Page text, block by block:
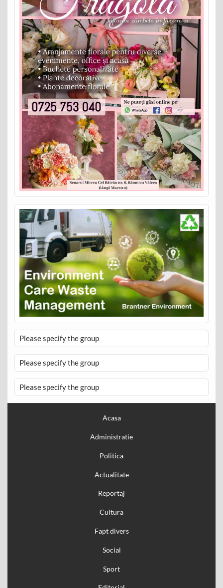
Please specify the group
Please specify the group
Please specify the group
Acasa
Administratie
Politica
Actualitate
Reportaj
Cultura
Fapt divers
Social
Sport